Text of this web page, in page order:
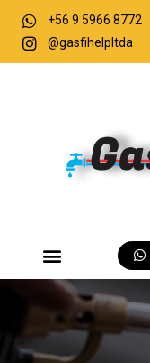
+56 9 5966 8772
@gasfihelpltda